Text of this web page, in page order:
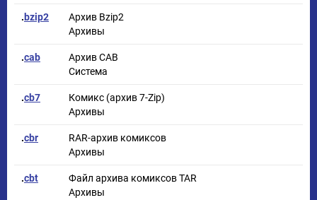
.bzip2
Архив Bzip2
Архивы
.cab
Архив CAB
Система
.cb7
Комикс (архив 7-Zip)
Архивы
.cbr
RAR-архив комиксов
Архивы
.cbt
Файл архива комиксов TAR
Архивы